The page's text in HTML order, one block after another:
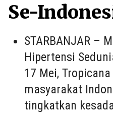
Se-
STARBANJAR –
Hipertensi
17 Mei,
masyarakat
tingkatkan